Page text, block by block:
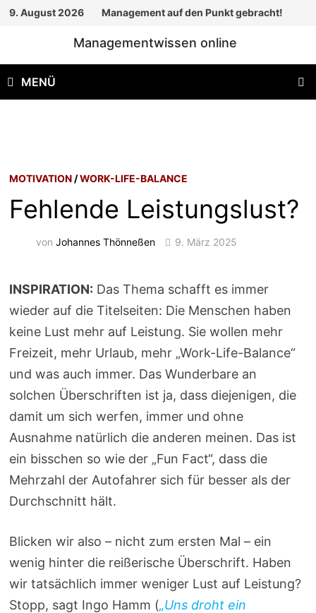
Zum
9. August 2026 Management auf den Punkt gebracht!
Managementwissen online
MENÜ
MOTIVATION /WORK-LIFE-BALANCE
Fehlende Leistungslust?
vonJohannes Thönneßen 9. März 2025
INSPIRATION: Das Thema schafft es immer
wieder auf die Titelseiten: Die Menschen haben
keine Lust mehr auf Leistung. Sie wollen mehr
Freizeit, mehr Urlaub, mehr „Work-Life-Balance“
und was auch immer. Das Wunderbare an
solchen Überschriften ist ja, dass diejenigen, die
damit um sich werfen, immer und ohne
Ausnahme natürlich die anderen meinen. Das ist
ein bisschen so wie der „Fun Fact“, dass die
Mehrzahl der Autofahrer sich für besser als der
Durchschnitt hält.
Blicken wir also – nicht zum ersten Mal – ein
wenig hinter die reißerische Überschrift. Haben
wir tatsächlich immer weniger Lust auf Leistung?
Stopp, sagt Ingo Hamm („Uns droht ein